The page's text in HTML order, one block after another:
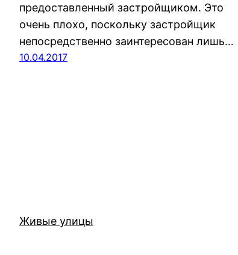
предоставленный застройщиком. Это
очень плохо, поскольку застройщик
непосредственно заинтересован лишь…
10.04.2017
Живые улицы